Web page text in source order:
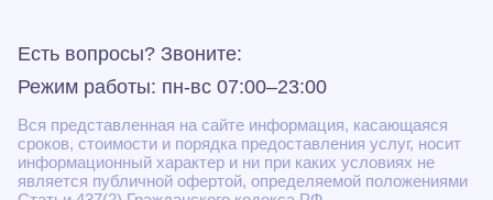
Есть вопросы? Звоните:
Режим работы: пн-вс 07:00–23:00
Вся представленная на сайте информация, касающаяся
сроков, стоимости и порядка предоставления услуг, носит
информационный характер и ни при каких условиях не
является публичной офертой, определяемой положениями